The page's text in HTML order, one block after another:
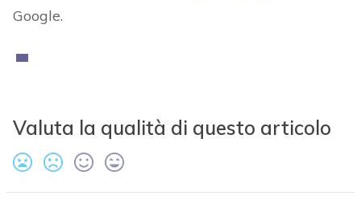
Google.
Valuta la qualità di questo articolo